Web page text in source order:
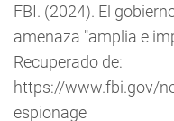
FBI. (2024). El
amenaza "amplia e
Recuperado de:
https://www.fbi.gov/
espionage